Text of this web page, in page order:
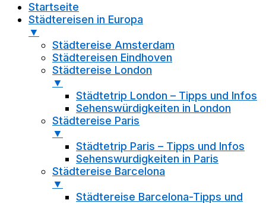
Startseite
Städtereisen in Europa
▼
Städtereise Amsterdam
Städtereisen Eindhoven
Städtereise London
▼
Städtetrip London – Tipps und Infos
Sehenswürdigkeiten in London
Städtereise Paris
▼
Städtetrip Paris – Tipps und Infos
Sehenswurdigkeiten in Paris
Städtereise Barcelona
▼
Städtereise Barcelona-Tipps und